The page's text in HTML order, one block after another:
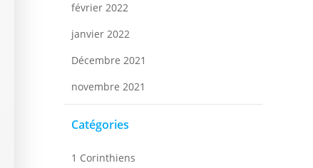
février 2022
janvier 2022
Décembre 2021
novembre 2021
Catégories
1 Corinthiens